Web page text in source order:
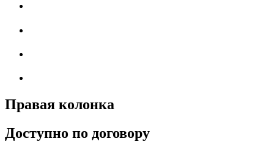
Правая колонка
Доступно по договору